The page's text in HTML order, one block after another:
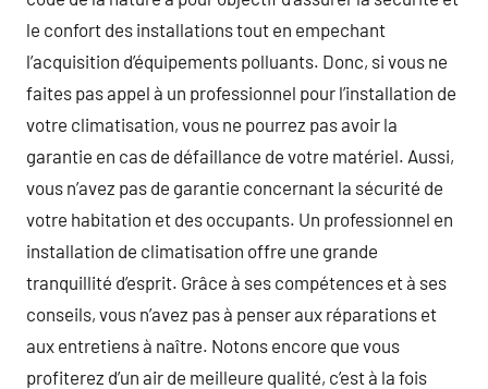
le confort des installations tout en empechant
l’acquisition d’équipements polluants. Donc, si vous ne
faites pas appel à un professionnel pour l’installation de
votre climatisation, vous ne pourrez pas avoir la
garantie en cas de défaillance de votre matériel. Aussi,
vous n’avez pas de garantie concernant la sécurité de
votre habitation et des occupants. Un professionnel en
installation de climatisation offre une grande
tranquillité d’esprit. Grâce à ses compétences et à ses
conseils, vous n’avez pas à penser aux réparations et
aux entretiens à naître. Notons encore que vous
profiterez d’un air de meilleure qualité, c’est à la fois